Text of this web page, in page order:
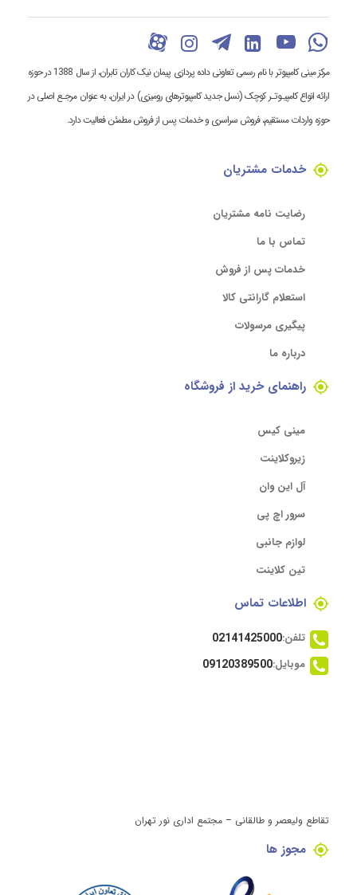
مرکز مینی کامپیوتر با نام رسمی تعاونی داده پردازی پیمان نیک کاران تابران، از سال 1388 در حوزه
ارائه انواع کامپیـوتـر کوچک (نسل جدید کامپیوترهای رومیزی) در ایران، به عنوان مرجـع اصلی در
حوزه واردات مستقیم، فروش سراسری و خدمات پس از فروش مطمئن فعالیت دارد.
خدمات مشتریان
رضایت نامه مشتریان
تماس با ما
خدمات پس از فروش
استعلام گارانتی کالا
پیگیری مرسولات
درباره ما
راهنمای خرید از فروشگاه
مینی کیس
زیروکلاینت
آل این وان
سرور اچ پی
لوازم جانبی
تین کلاینت
اطلاعات تماس
تلفن:02141425000
موبایل:09120389500
تقاطع ولیعصر و طالقانی – مجتمع اداری نور تهران
مجوز ها